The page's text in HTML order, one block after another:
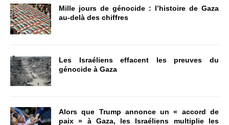
Mille jours de génocide : l’histoire de Gaza
au-delà des chiffres
Les Israéliens effacent les preuves du
génocide à Gaza
Alors que Trump annonce un « accord de
paix » à Gaza, les Israéliens multiplie les